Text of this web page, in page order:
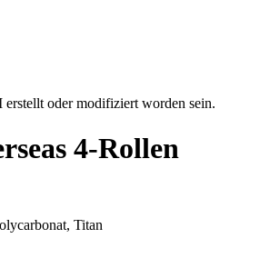
oder modifiziert worden sein.
4-Rollen
Titan